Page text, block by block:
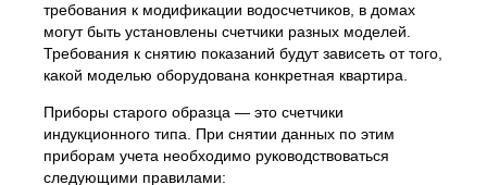
требования к модификации водосчетчиков, в домах
могут быть установлены счетчики разных моделей.
Требования к снятию показаний будут зависеть от того,
какой моделью оборудована конкретная квартира.
Приборы старого образца — это счетчики
индукционного типа. При снятии данных по этим
приборам учета необходимо руководствоваться
следующими правилами: